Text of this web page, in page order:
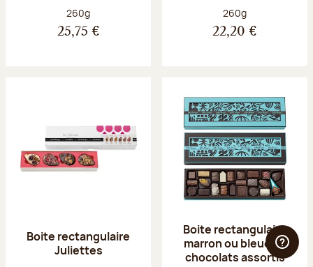
Poids net :
260g
25,75 €
Poids net :
260g
22,20 €
Boite rectangulaire
Juliettes
Boite rectangulaire
marron ou bleue 23
chocolats assortis